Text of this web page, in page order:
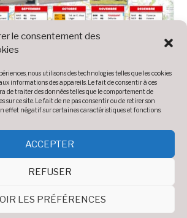
le consentement des
nous utilisons des technologies telles que les cookies
informations des appareils. Le fait de consentir à ces
de traiter des données telles que le comportement de
sur ce site. Le fait de ne pas consentir ou de retirer son
effet négatif sur certaines caractéristiques et fonctions.
ACCEPTER
REFUSER
LES PRÉFÉRENCES